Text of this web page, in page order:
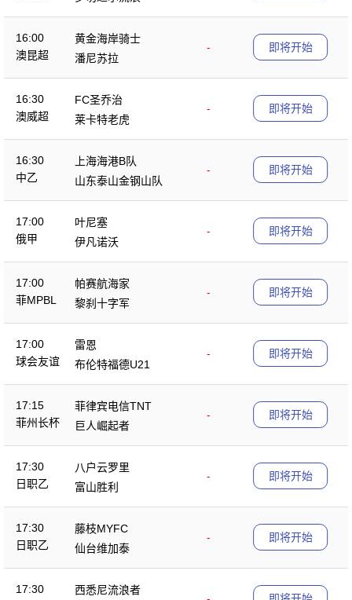
16:00
澳昆超
黄金海岸骑士
-
潘尼苏拉
即将开始
16:30
澳威超
FC圣乔治
-
莱卡特老虎
即将开始
16:30
中乙
上海海港B队
-
山东泰山金钢山队
即将开始
17:00
俄甲
叶尼塞
-
伊凡诺沃
即将开始
17:00
菲MPBL
帕赛航海家
-
黎刹十字军
即将开始
17:00
球会友谊
雷恩
-
布伦特福德U21
即将开始
17:15
菲州长杯
菲律宾电信TNT
-
巨人崛起者
即将开始
17:30
日职乙
八户云罗里
-
富山胜利
即将开始
17:30
日职乙
藤枝MYFC
-
仙台维加泰
即将开始
17:30
西悉尼流浪者